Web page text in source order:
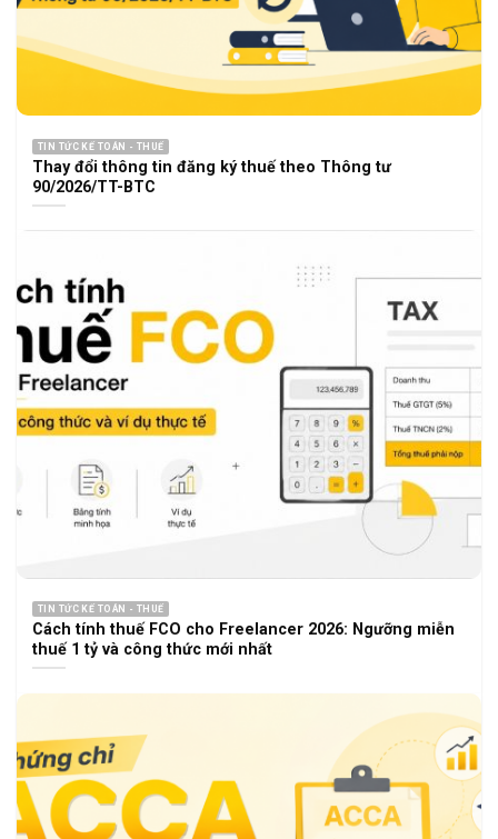
TIN TỨC KẾ TOÁN - THUẾ
Thay đổi thông tin đăng ký thuế theo Thông tư
90/2026/TT-BTC
TIN TỨC KẾ TOÁN - THUẾ
Cách tính thuế FCO cho Freelancer 2026: Ngưỡng miễn
thuế 1 tỷ và công thức mới nhất